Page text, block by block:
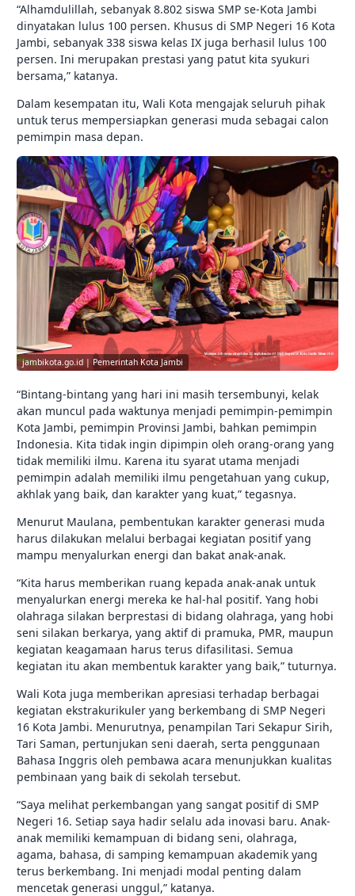
“Alhamdulillah, sebanyak 8.802 siswa SMP se-Kota Jambi
dinyatakan lulus 100 persen. Khusus di SMP Negeri 16 Kota
Jambi, sebanyak 338 siswa kelas IX juga berhasil lulus 100
persen. Ini merupakan prestasi yang patut kita syukuri
bersama,” katanya.
Dalam kesempatan itu, Wali Kota mengajak seluruh pihak
untuk terus mempersiapkan generasi muda sebagai calon
pemimpin masa depan.
jambikota.go.id | Pemerintah Kota Jambi
“Bintang-bintang yang hari ini masih tersembunyi, kelak
akan muncul pada waktunya menjadi pemimpin-pemimpin
Kota Jambi, pemimpin Provinsi Jambi, bahkan pemimpin
Indonesia. Kita tidak ingin dipimpin oleh orang-orang yang
tidak memiliki ilmu. Karena itu syarat utama menjadi
pemimpin adalah memiliki ilmu pengetahuan yang cukup,
akhlak yang baik, dan karakter yang kuat,” tegasnya.
Menurut Maulana, pembentukan karakter generasi muda
harus dilakukan melalui berbagai kegiatan positif yang
mampu menyalurkan energi dan bakat anak-anak.
“Kita harus memberikan ruang kepada anak-anak untuk
menyalurkan energi mereka ke hal-hal positif. Yang hobi
olahraga silakan berprestasi di bidang olahraga, yang hobi
seni silakan berkarya, yang aktif di pramuka, PMR, maupun
kegiatan keagamaan harus terus difasilitasi. Semua
kegiatan itu akan membentuk karakter yang baik,” tuturnya.
Wali Kota juga memberikan apresiasi terhadap berbagai
kegiatan ekstrakurikuler yang berkembang di SMP Negeri
16 Kota Jambi. Menurutnya, penampilan Tari Sekapur Sirih,
Tari Saman, pertunjukan seni daerah, serta penggunaan
Bahasa Inggris oleh pembawa acara menunjukkan kualitas
pembinaan yang baik di sekolah tersebut.
“Saya melihat perkembangan yang sangat positif di SMP
Negeri 16. Setiap saya hadir selalu ada inovasi baru. Anak-
anak memiliki kemampuan di bidang seni, olahraga,
agama, bahasa, di samping kemampuan akademik yang
terus berkembang. Ini menjadi modal penting dalam
mencetak generasi unggul,” katanya.